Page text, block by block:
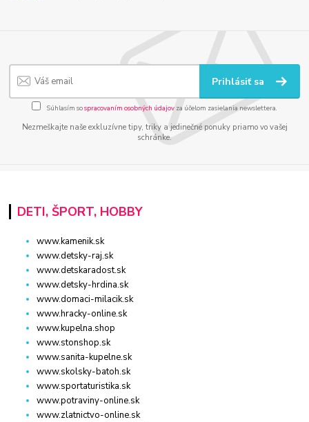
Prihlásiť sa
Súhlasím sospracovaním osobných údajov za účelom zasielania newslettera.
Nezmeškajte naše exkluzívne tipy, triky a jedinečné ponuky priamo vo vašej
schránke.
DETI, ŠPORT, HOBBY
www.kamenik.sk
www.detsky-raj.sk
www.detskaradost.sk
www.detsky-hrdina.sk
www.domaci-milacik.sk
www.hracky-online.sk
www.kupelna.shop
www.stonshop.sk
www.sanita-kupelne.sk
www.skolsky-batoh.sk
www.sportaturistika.sk
www.potraviny-online.sk
www.zlatnictvo-online.sk